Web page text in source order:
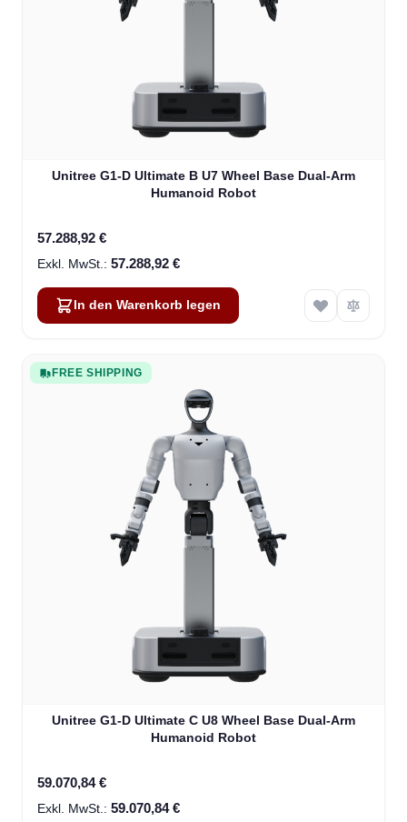
Unitree G1-D Ultimate B U7 Wheel Base Dual-Arm
Humanoid Robot
57.288,92 €
57.288,92 €
In den Warenkorb legen
FREE SHIPPING
Unitree G1-D Ultimate C U8 Wheel Base Dual-Arm
Humanoid Robot
59.070,84 €
59.070,84 €